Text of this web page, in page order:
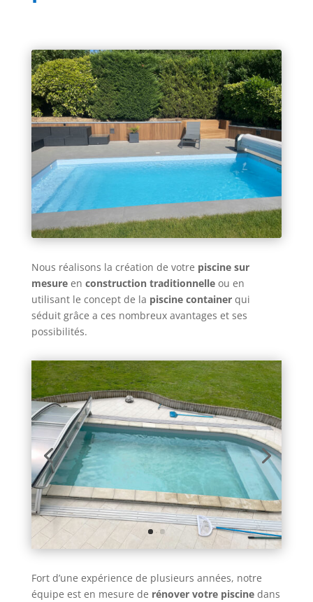
Nous réalisons la création de votre piscine sur
mesureen construction traditionnelleou en
utilisant le concept de la piscine containerqui
séduit grâce a ces nombreux avantages et ses
possibilités.
Fort d’une expérience de plusieurs années, notre
équipe est en mesure de rénover votre piscinedans